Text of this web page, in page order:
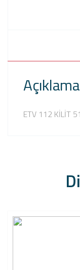
Açıklama
ETV 112 KİLİT